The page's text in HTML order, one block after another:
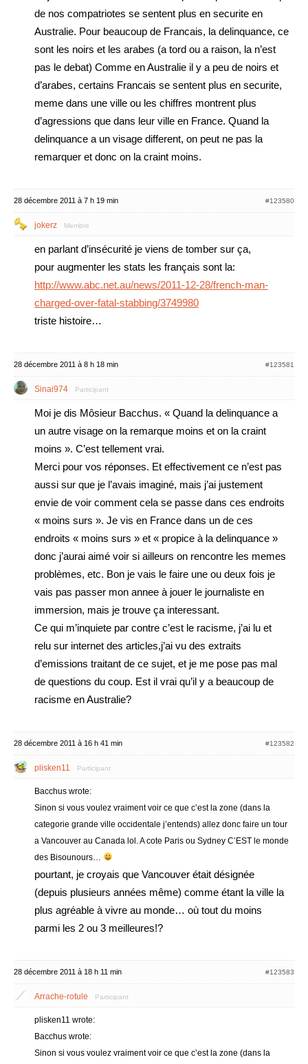
de nos compatriotes se sentent plus en securite en
Australie. Pour beaucoup de Francais, la delinquance, ce
sont les noirs et les arabes (a tord ou a raison, la n’est
pas le debat) Comme en Australie il y a peu de noirs et
d’arabes, certains Francais se sentent plus en securite,
meme dans une ville ou les chiffres montrent plus
d’agressions que dans leur ville en France. Quand la
delinquance a un visage different, on peut ne pas la
remarquer et donc on la craint moins.
28 décembre 2011 à 7 h 19 min #123580
jokerz Membre
en parlant d’insécurité je viens de tomber sur ça,
pour augmenter les stats les français sont la:
http://www.abc.net.au/news/2011-12-28/french-man-
charged-over-fatal-stabbing/3749980
triste histoire…
28 décembre 2011 à 8 h 18 min #123581
Sinai974 Participant
Moi je dis Môsieur Bacchus. « Quand la delinquance a
un autre visage on la remarque moins et on la craint
moins ». C’est tellement vrai.
Merci pour vos réponses. Et effectivement ce n’est pas
aussi sur que je l’avais imaginé, mais j’ai justement
envie de voir comment cela se passe dans ces endroits
« moins surs ». Je vis en France dans un de ces
endroits « moins surs » et « propice à la delinquance »
donc j’aurai aimé voir si ailleurs on rencontre les memes
problèmes, etc. Bon je vais le faire une ou deux fois je
vais pas passer mon annee à jouer le journaliste en
immersion, mais je trouve ça interessant.
Ce qui m’inquiete par contre c’est le racisme, j’ai lu et
relu sur internet des articles,j’ai vu des extraits
d’emissions traitant de ce sujet, et je me pose pas mal
de questions du coup. Est il vrai qu’il y a beaucoup de
racisme en Australie?
28 décembre 2011 à 16 h 41 min #123582
plisken11 Participant
Bacchus wrote:
Sinon si vous voulez vraiment voir ce que c’est la zone (dans la
categorie grande ville occidentale j’entends) allez donc faire un tour
a Vancouver au Canada lol. A cote Paris ou Sydney C’EST le monde
des Bisounours…
pourtant, je croyais que Vancouver était désignée
(depuis plusieurs années même) comme étant la ville la
plus agréable à vivre au monde… où tout du moins
parmi les 2 ou 3 meilleures!?
28 décembre 2011 à 18 h 11 min #123583
Arrache-rotule Participant
plisken11 wrote:
Bacchus wrote:
Sinon si vous voulez vraiment voir ce que c’est la zone (dans la